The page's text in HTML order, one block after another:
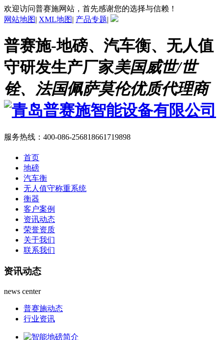
欢迎访问普赛施网站，首先感谢您的选择与信赖！
网站地图| XML地图| 产品专题|
普赛施-地磅、汽车衡、无人值
守研发生产厂家美国威世/世
铨、法国佩萨莫伦优质代理商
服务热线： 400-086-256818661719898
首页
地磅
汽车衡
无人值守称重系统
衡器
客户案例
资讯动态
荣誉资质
关于我们
联系我们
资讯动态
news center
普赛施动态
行业资讯